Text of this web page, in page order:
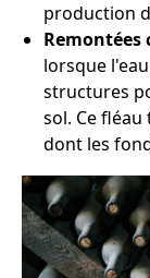
production
Remontées
lorsque
structures
sol. Ce
dont les